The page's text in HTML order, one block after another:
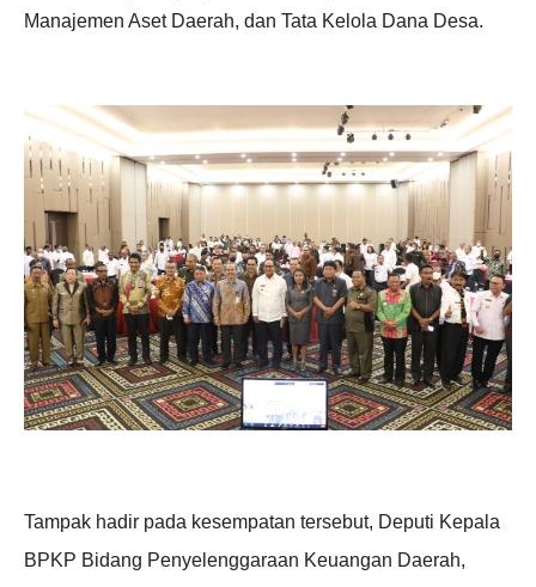
Manajemen Aset Daerah, dan Tata Kelola Dana Desa.
Tampak hadir pada kesempatan tersebut, Deputi Kepala
BPKP Bidang Penyelenggaraan Keuangan Daerah,